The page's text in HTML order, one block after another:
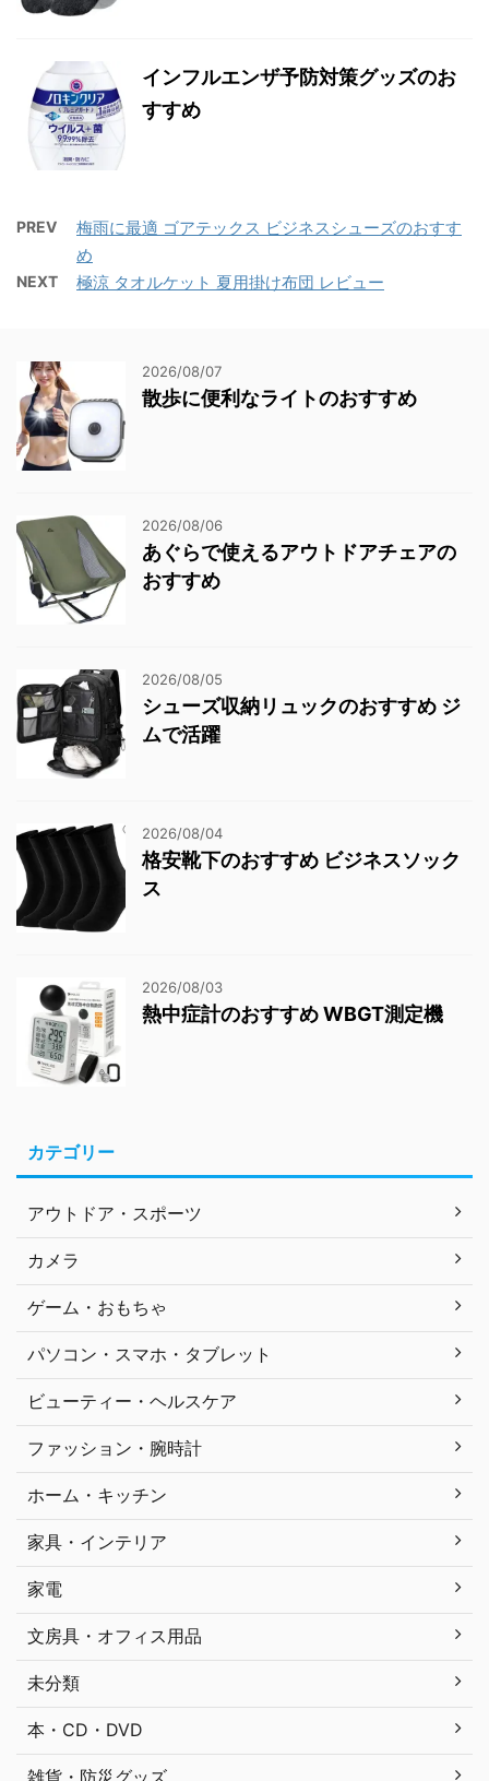
インフルエンザ予防対策グッズのお
すすめ
PREV
梅雨に最適 ゴアテックス ビジネスシューズのおすす
め
NEXT 極涼 タオルケット 夏用掛け布団 レビュー
2026/08/07
散歩に便利なライトのおすすめ
2026/08/06
あぐらで使えるアウトドアチェアの
おすすめ
2026/08/05
シューズ収納リュックのおすすめ ジ
ムで活躍
2026/08/04
格安靴下のおすすめ ビジネスソック
ス
2026/08/03
熱中症計のおすすめ WBGT測定機
カテゴリー
アウトドア・スポーツ
カメラ
ゲーム・おもちゃ
パソコン・スマホ・タブレット
ビューティー・ヘルスケア
ファッション・腕時計
ホーム・キッチン
家具・インテリア
家電
文房具・オフィス用品
未分類
本・CD・DVD